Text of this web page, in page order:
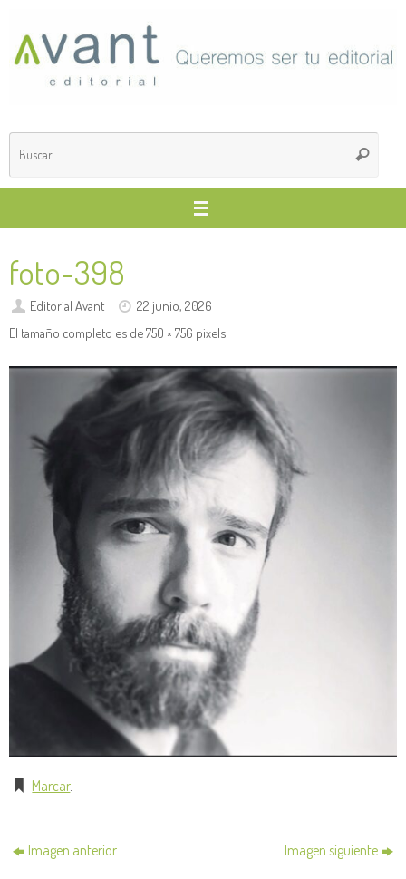
contenido
Buscar
foto-398
Editorial Avant
22 junio, 2026
El tamaño completo es de750 × 756 pixels
Marcar.
Imagen anterior Imagen siguiente